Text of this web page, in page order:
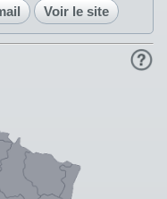
Voir le site